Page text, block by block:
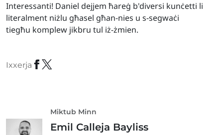
Interessanti! Daniel dejjem ħareġ b'diversi kunċetti li
literalment niżlu għasel għan-nies u s-segwaċi
tiegħu komplew jikbru tul iż-żmien.
Ixxerja
Miktub Minn
Emil Calleja Bayliss